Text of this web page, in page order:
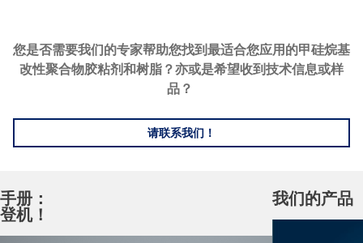
您是否需要我们的专家帮助您找到最适合您应用的甲硅烷基
改性聚合物胶粘剂和树脂？亦或是希望收到技术信息或样
品？
请联系我们！
手册：
登机！
我们的产品